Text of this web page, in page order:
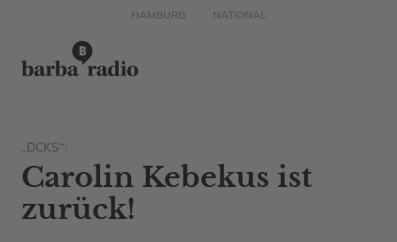
HAMBURG NATIONAL
„DCKS“:
Carolin Kebekus ist
zurück!